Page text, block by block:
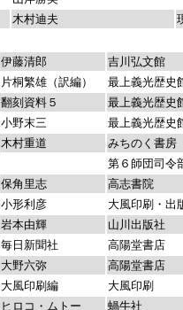
木村迪夫
伊藤清郎 吉川弘文館
片桐繁雄（訳編） 最上義光歴史
翻刻資料５ 最上義光歴史
小野末三 最上義光歴史
木村重道 みちのく書房
第６師団司令
保角里志 高志書院
小形利彦 大風印刷・出
岩本由輝 山川出版社
毎日新聞社 高陽堂書店
大野六弥 高陽堂書店
大風印刷編 大風印刷
ヒロコ・ムトー 蝸牛社